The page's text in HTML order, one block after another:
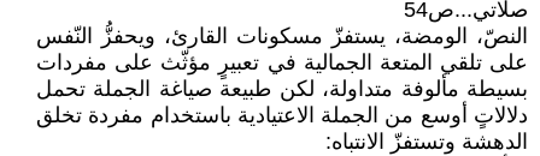
صلاتي...ص54
النصّ، الومضة، يستفزّ مسكونات القارئ، ويحفزُّ النّفس
على تلقي المتعة الجمالية في تعبيرٍ مؤثّث على مفردات
بسيطة مألوفة متداولة، لكن طبيعة صياغة الجملة تحمل
دلالاتٍ أوسع من الجملة الاعتيادية باستخدام مفردة تخلق
الدهشة وتستفزّ الانتباه: